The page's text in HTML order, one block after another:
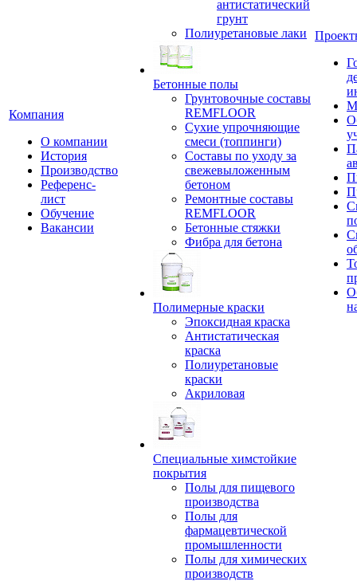
Компания
О компании
История
Производство
Референс-
лист
Обучение
Вакансии
антистатический
грунт
Полиуретановые лаки
Бетонные полы
Грунтовочные составы
REMFLOOR
Сухие упрочняющие
смеси (топпинги)
Составы по уходу за
свежевыложенным
бетоном
Ремонтные составы
REMFLOOR
Бетонные стяжки
Фибра для бетона
Полимерные краски
Эпоксидная краска
Антистатическая
краска
Полиуретановые
краски
Акриловая
Специальные химстойкие
покрытия
Полы для пищевого
производства
Полы для
фармацевтической
промышленности
Полы для химических
производств